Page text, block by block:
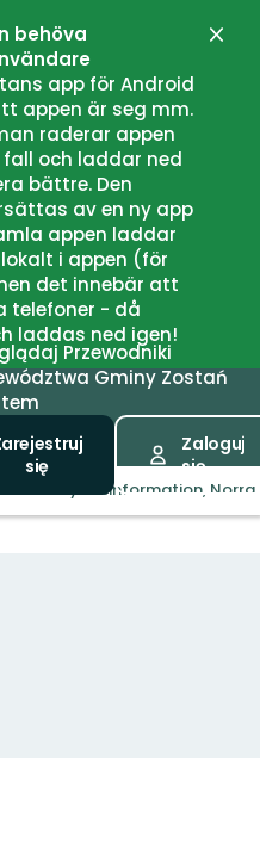
behöva
app för Android
appen är seg mm.
raderar appen
och laddar ned
bättre. Den
av en ny app
appen laddar
i appen (för
det innebär att
telefoner - då
laddas ned igen!
Przewodniki
Gminy Zostań
się
Zaloguj
się
Norra